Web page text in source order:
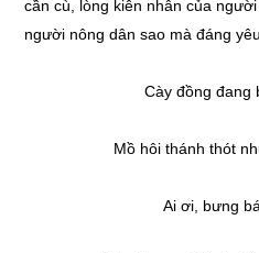
cần cù, lòng kiên nhẫn của
người nông dân sao mà đáng
Cày đồng đang
Mồ hôi thánh thót
Ai ơi, bưng